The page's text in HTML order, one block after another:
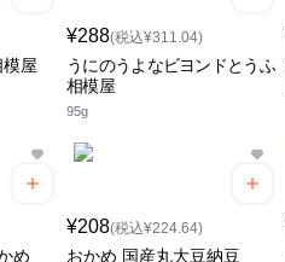
屋
¥288(税込¥311.04)
うにのうよなビヨンドとうふ
相模屋
95g
め
¥208(税込¥224.64)
おかめ 国産丸大豆納豆